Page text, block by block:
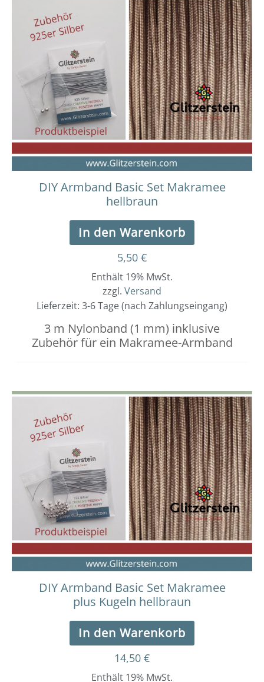
DIY Armband Basic Set Makramee
hellbraun
In den Warenkorb
5,50 €
Enthält 19% MwSt.
zzgl. Versand
Lieferzeit: 3-6 Tage (nach Zahlungseingang)
3 m Nylonband (1 mm) inklusive
Zubehör für ein Makramee-Armband
DIY Armband Basic Set Makramee
plus Kugeln hellbraun
In den Warenkorb
14,50 €
Enthält 19% MwSt.